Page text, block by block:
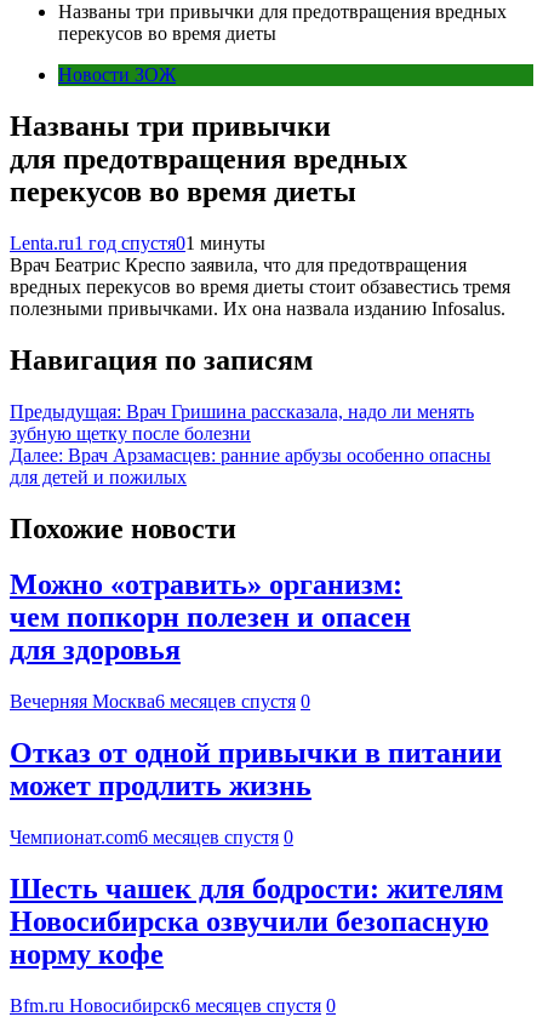
Названы три привычки для предотвращения вредных
перекусов во время диеты
Новости ЗОЖ
Названы три привычки
для предотвращения вредных
перекусов во время диеты
Lenta.ru1 год спустя01 минуты
Врач Беатрис Креспо заявила, что для предотвращения
вредных перекусов во время диеты стоит обзавестись тремя
полезными привычками. Их она назвала изданию Infosalus.
Навигация по записям
Предыдущая: Врач Гришина рассказала, надо ли менять
зубную щетку после болезни
Далее: Врач Арзамасцев: ранние арбузы особенно опасны
для детей и пожилых
Похожие новости
Можно «отравить» организм:
чем попкорн полезен и опасен
для здоровья
Вечерняя Москва6 месяцев спустя 0
Отказ от одной привычки в питании
может продлить жизнь
Чемпионат.com6 месяцев спустя 0
Шесть чашек для бодрости: жителям
Новосибирска озвучили безопасную
норму кофе
Bfm.ru Новосибирск6 месяцев спустя 0